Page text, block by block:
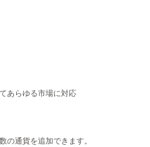
あらゆる市場に対応
の通貨を追加できます。